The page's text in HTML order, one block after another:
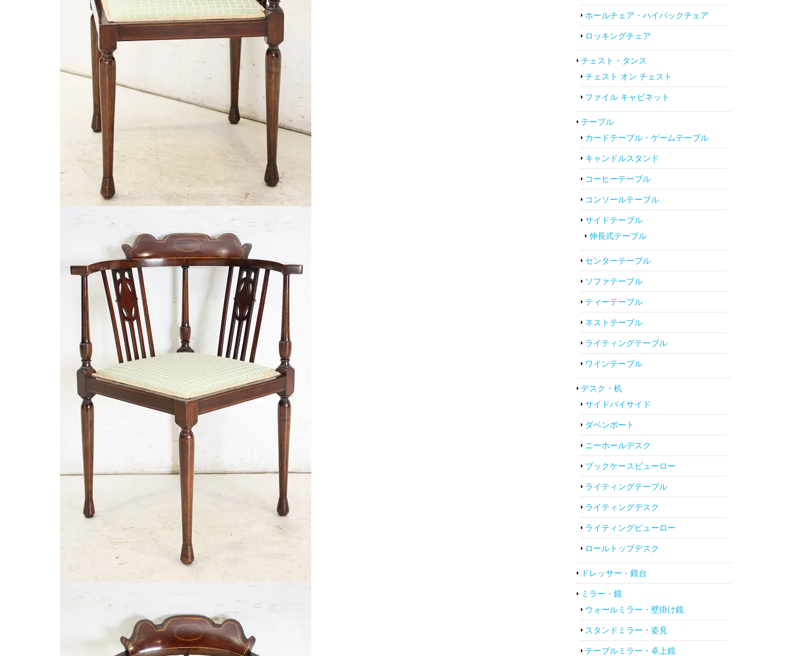
ホールチェア・ハイバックチェア
ロッキングチェア
チェスト・タンス
チェスト オン チェスト
ファイル キャビネット
テーブル
カードテーブル・ゲームテーブル
キャンドルスタンド
コーヒーテーブル
コンソールテーブル
サイドテーブル
伸長式テーブル
センターテーブル
ソファテーブル
ティーテーブル
ネストテーブル
ライティングテーブル
ワインテーブル
デスク・机
サイドバイサイド
ダベンポート
ニーホールデスク
ブックケースビューロー
ライティングテーブル
ライティングデスク
ライティングビューロー
ロールトップデスク
ドレッサー・鏡台
ミラー・鏡
ウォールミラー・壁掛け鏡
スタンドミラー・姿見
テーブルミラー・卓上鏡